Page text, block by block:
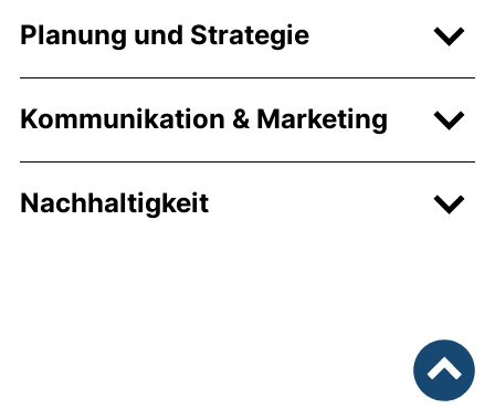
Planung und Strategie
Kommunikation & Marketing
Nachhaltigkeit